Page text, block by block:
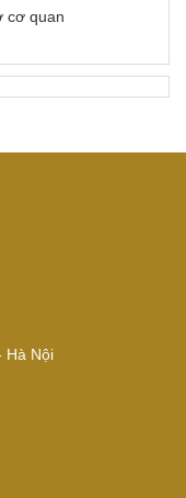
cơ quan
Hà Nội